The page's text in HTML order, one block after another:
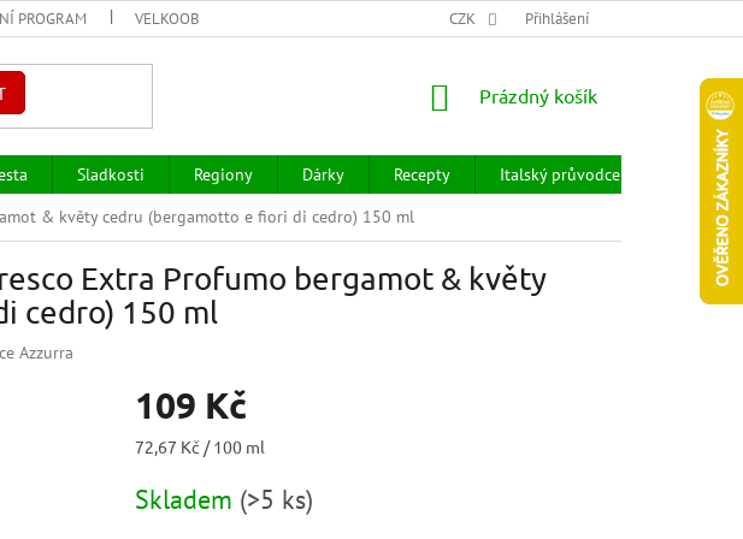
PROGRAM VELKOOBCHOD HODNOCENÍ OBCHODU OBCHODNÍ PODMÍNKY
CZK Přihlášení
NÁKUPNÍ
Prázdný košík
Sladkosti Regiony Dárky Recepty Italský průvodce
Prodejny
& květy cedru (bergamotto e fiori di cedro) 150 ml
Extra Profumo bergamot & květy
cedro) 150 ml
Azzurra
109 Kč
Měrná
72,67 Kč / 100 ml
Skladem (>5 ks)